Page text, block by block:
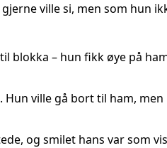
ville si, men som hun
– hun fikk øye på
Hun ville gå bort til ham,
og smilet hans var som